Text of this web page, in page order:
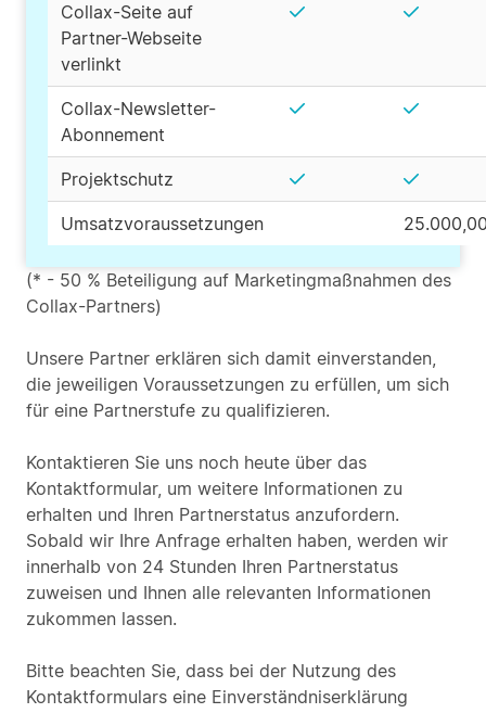
Collax-Seite auf
Partner-Webseite
verlinkt
Collax-Newsletter-
Abonnement
Projektschutz
Umsatzvoraussetzungen
(* - 50 % Beteiligung auf Marketingmaßnahmen des
Collax-Partners)
Unsere Partner erklären sich damit einverstanden,
die jeweiligen Voraussetzungen zu erfüllen, um sich
für eine Partnerstufe zu qualifizieren.
Kontaktieren Sie uns noch heute über das
Kontaktformular, um weitere Informationen zu
erhalten und Ihren Partnerstatus anzufordern.
Sobald wir Ihre Anfrage erhalten haben, werden wir
innerhalb von 24 Stunden Ihren Partnerstatus
zuweisen und Ihnen alle relevanten Informationen
zukommen lassen.
Bitte beachten Sie, dass bei der Nutzung des
Kontaktformulars eine Einverständniserklärung